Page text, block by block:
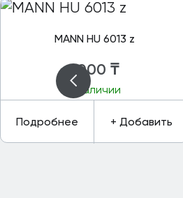
MANN HU 6013 z
4000 ₸
в наличии
Подробнее + Добавить